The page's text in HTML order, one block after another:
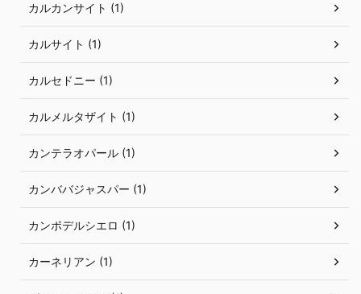
カルカンサイト (1)
カルサイト (1)
カルセドニー (1)
カルメルタザイト (1)
カンテラオパール (1)
カンババジャスパー (1)
カンポデルシエロ (1)
カーネリアン (1)